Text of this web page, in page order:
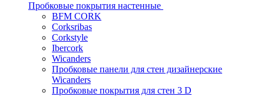
Пробковые покрытия настенные
BFM CORK
Corksribas
Corkstyle
Ibercork
Wicanders
Пробковые панели для стен дизайнерские
Wicanders
Пробковые покрытия для стен 3 D